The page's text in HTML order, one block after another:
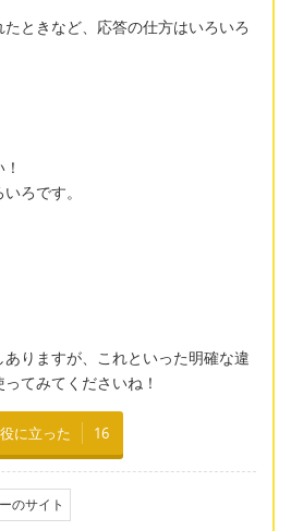
ときなど、応答の仕方はいろいろ
ろです。
りますが、これといった明確な違
てみてくださいね！
役に立った 16
のサイト